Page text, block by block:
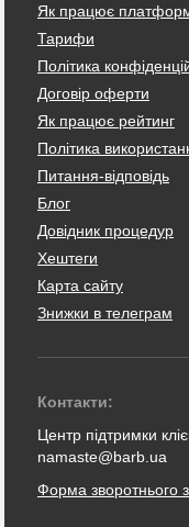
Як працює
Тарифи
Політика
Договір оферти
Як працює рейтинг
Політика
Питання-відповідь
Блог
Довідник процедур
Хештеги
Карта сайту
Знижки в телеграм
Контакти:
Центр підтримки
namaste@barb.ua
Форма зворотнього